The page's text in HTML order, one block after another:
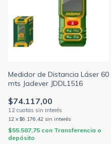
Medidor de Distancia Láser 60
mts Jadever JDDL1516
$74.117,00
12 x $6.176,42 sin interés
$55.587,75 con Transferencia o
depósito